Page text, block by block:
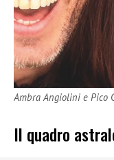
Ambra Angiolini e Pico
Il quadro